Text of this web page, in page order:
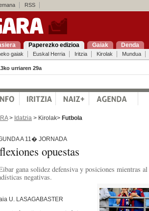
RSS
Paperezko edizioa Gaiak Denda
gaiak Euskal Herria Iritzia Kirolak Mundua
urriaren 29a
> Idatzia > Kirolak> Futbola
A 11� JORNADA
opuestas
gana solidez defensiva y posiciones mientras
negativas.
U. LASAGABASTER